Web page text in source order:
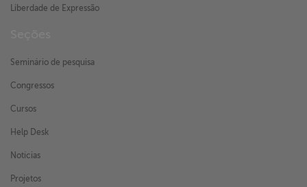
Liberdade de Expressão
Seminário de pesquisa
Congressos
Cursos
Help Desk
Notícias
Projetos